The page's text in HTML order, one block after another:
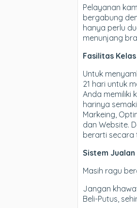
Pelayanan
bergabung
hanya perlu
menunjang
Fasilitas
Untuk
21 hari untuk
Anda memiliki
harinya
Markeing,
dan Website.
berarti secara
Sistem
Masih ragu
Jangan
Beli-Putus,